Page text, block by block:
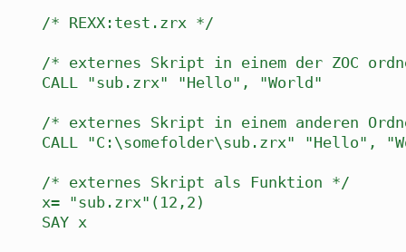
/* REXX:test.zrx */
/* externes Skript in einem der ZOC
CALL "sub.zrx" "Hello", "World"
/* externes Skript in einem anderen
CALL "C:\somefolder\sub.zrx" "Hello",
/* externes Skript als Funktion */
x= "sub.zrx"(12,2)
SAY x